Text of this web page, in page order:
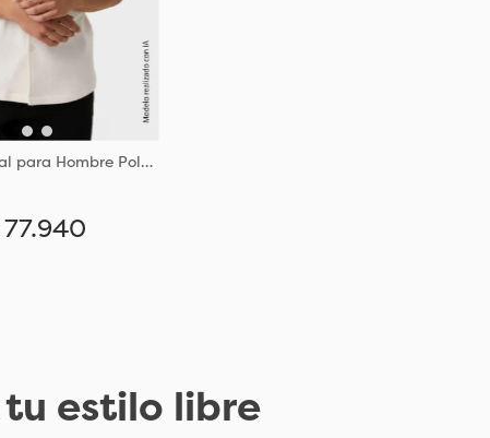
Camisa Casual para Hombre Poliester y Algodon Tejido de Punto
77.940
estilo libre